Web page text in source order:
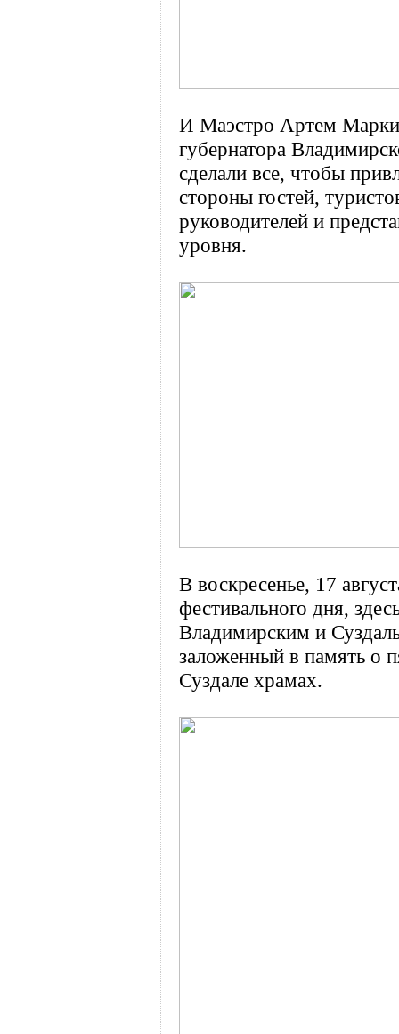
И Маэстро Артем
губернатора
сделали все, чтобы
стороны гостей,
руководителей и
уровня.
В воскресенье, 17
фестивального дня,
Владимирским и
заложенный в память о
Суздале храмах.